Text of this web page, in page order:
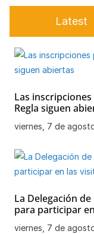
k
Latest
Las
Regla siguen
viernes, 7 de
La Delegación
para participar
de Chipiona
viernes, 7 de